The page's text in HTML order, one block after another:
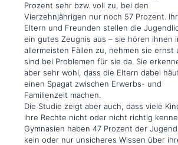
Prozent sehr bzw. voll zu, bei den
Vierzehnjährigen nur noch 57 Prozent.
Eltern und Freunden stellen die
ein gutes Zeugnis aus – sie hören ihnen
allermeisten Fällen zu, nehmen sie ernst
sind bei Problemen für sie da. Sie
aber sehr wohl, dass die Eltern dabei
einen Spagat zwischen Erwerbs- und
Familienzeit machen.
Die Studie zeigt aber auch, dass viele
ihre Rechte nicht oder nicht richtig
Gymnasien haben 47 Prozent der
kein oder nur unsicheres Wissen über